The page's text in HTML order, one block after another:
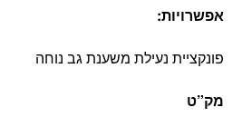
אפשרויות:
פונקציית נעילת משענת גב נוחה
מק”ט